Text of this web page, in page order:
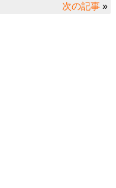
次の記事 »